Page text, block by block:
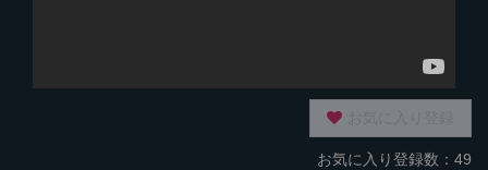
お気に入り登録数：49